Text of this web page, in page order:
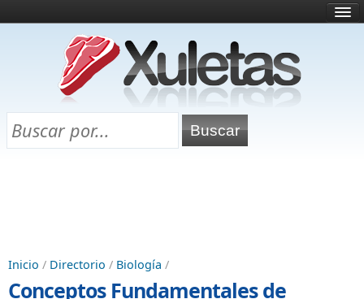
¿Qué es esto?
Directorio
Chuletas para exámenes
Inicio / Directorio / Biología /
Conceptos Fundamentales de